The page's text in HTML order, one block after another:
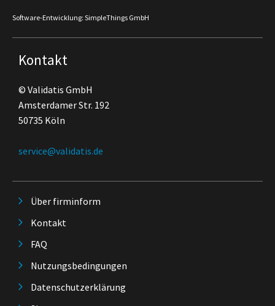
Software-Entwicklung: SimpleThings GmbH
Kontakt
© Validatis GmbH
Amsterdamer Str. 192
50735 Köln
service@validatis.de
Über firminform
Kontakt
FAQ
Nutzungsbedingungen
Datenschutzerklärung